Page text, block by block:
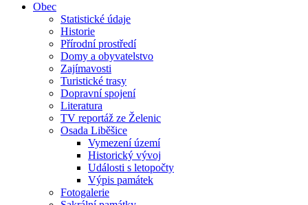
Obec
Statistické údaje
Historie
Přírodní prostředí
Domy a obyvatelstvo
Zajímavosti
Turistické trasy
Dopravní spojení
Literatura
TV reportáž ze Želenic
Osada Liběšice
Vymezení území
Historický vývoj
Události s letopočty
Výpis památek
Fotogalerie